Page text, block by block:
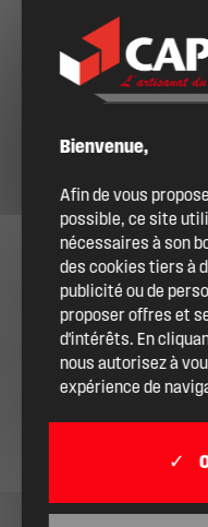
Bienvenue,
Afin de vous
possible, ce site
nécessaires à son
des cookies tiers à
publicité ou de
proposer offres et
d'intérêts. En
nous autorisez à
expérience de